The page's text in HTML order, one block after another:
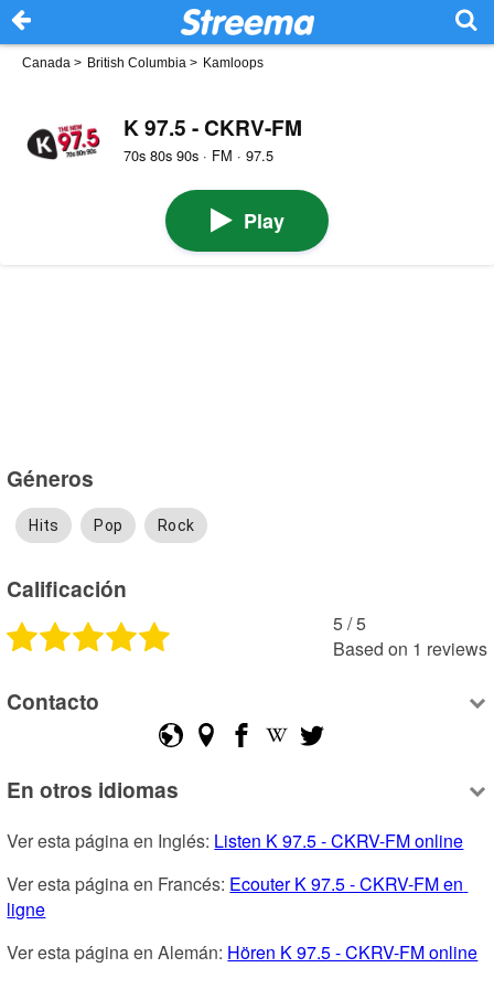
Canada > British Columbia > Kamloops
K 97.5 - CKRV-FM
70s 80s 90s · FM · 97.5
Play
Géneros
Hits Pop Rock
Calificación
5 /5
Based on 1 reviews
Contacto
En otros idiomas
Ver esta página en Inglés: Listen K 97.5 - CKRV-FM online
Ver esta página en Francés: Ecouter K 97.5 - CKRV-FM en
ligne
Ver esta página en Alemán: Hören K 97.5 - CKRV-FM online